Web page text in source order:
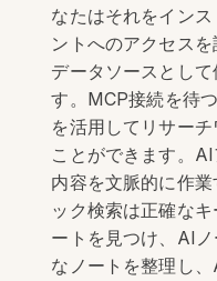
なたはそれをイン
ントへのアクセス
データソースとし
す。MCP接続を待
を活用してリサー
ことができます。
内容を文脈的に作
ック検索は正確な
ートを見つけ、AI
なノートを整理し